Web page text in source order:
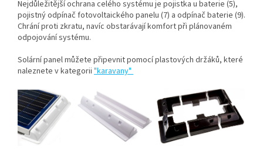
Nejdůležitější ochrana celého systému je pojistka u baterie (5),
pojistný odpínač fotovoltaického panelu (7) a odpínač baterie (9).
Chrání proti zkratu, navíc obstarávají komfort při plánovaném
odpojování systému.
Solární panel můžete připevnit pomocí plastových držáků, které
naleznete v kategorii "karavany"